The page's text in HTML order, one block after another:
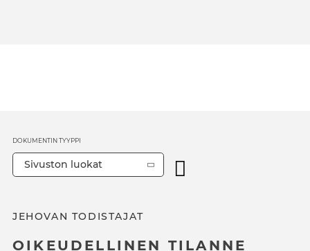
JEHOVAN TODISTAJAT
OIKEUDELLINEN TILANNE
DOKUMENTIN TYYPPI
Sivuston luokat